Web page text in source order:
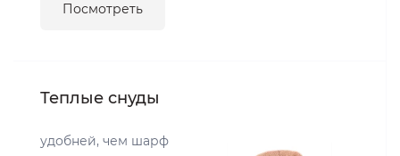
Посмотреть
Теплые снуды
удобней, чем шарф